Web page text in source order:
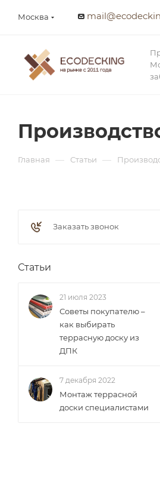
Москва
Главная — Статьи —
Заказать звонок
Статьи
21 июля 2023
Советы покупателю –
как выбирать
террасную доску из
ДПК
7 декабря 2022
Монтаж террасной
доски специалистами